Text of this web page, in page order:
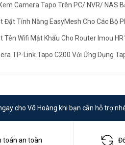
Camera Tapo Trên PC/ NVR/ NAS
Đặt Tính Năng EasyMesh Cho Các Bộ
Tên Wifi Mật Khẩu Cho Router Imou
TP-Link Tapo C200 Với Ứng Dụng
cho Võ Hoàng khi bạn cần hỗ trợ
toán an toàn